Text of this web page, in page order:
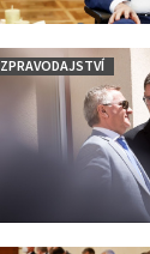
ZPRAVODAJSTVÍ